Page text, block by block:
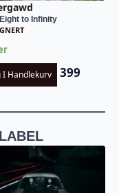
to Infinity
I Handlekurv 399